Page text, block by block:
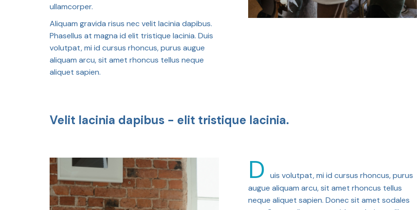
ullamcorper.
Aliquam gravida risus nec velit lacinia dapibus.
Phasellus at magna id elit tristique lacinia. Duis
volutpat, mi id cursus rhoncus, purus augue
aliquam arcu, sit amet rhoncus tellus neque
aliquet sapien.
Velit lacinia dapibus - elit tristique lacinia.
D uis volutpat, mi id cursus rhoncus, purus
augue aliquam arcu, sit amet rhoncus tellus
neque aliquet sapien. Donec sit amet sodales